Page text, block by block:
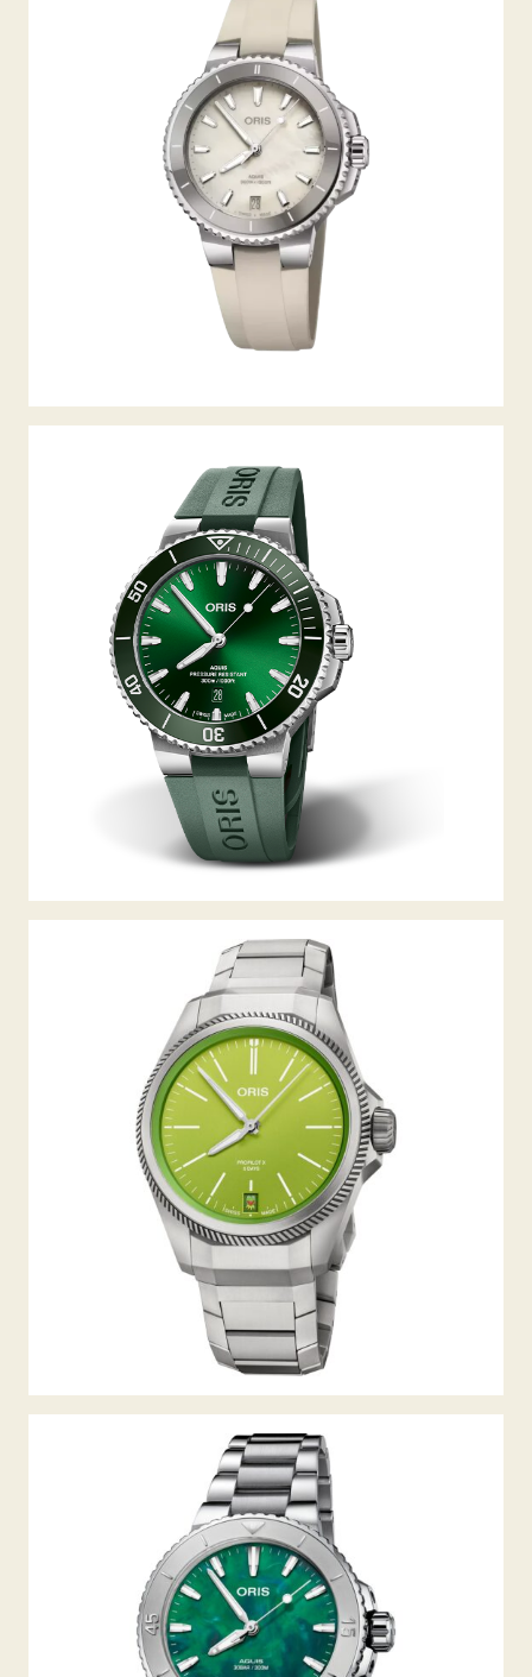
AQUIS DATE
AQUIS DATE
PROPILOT X KERMIT EDITION
AQUIS DATE X BRACENET